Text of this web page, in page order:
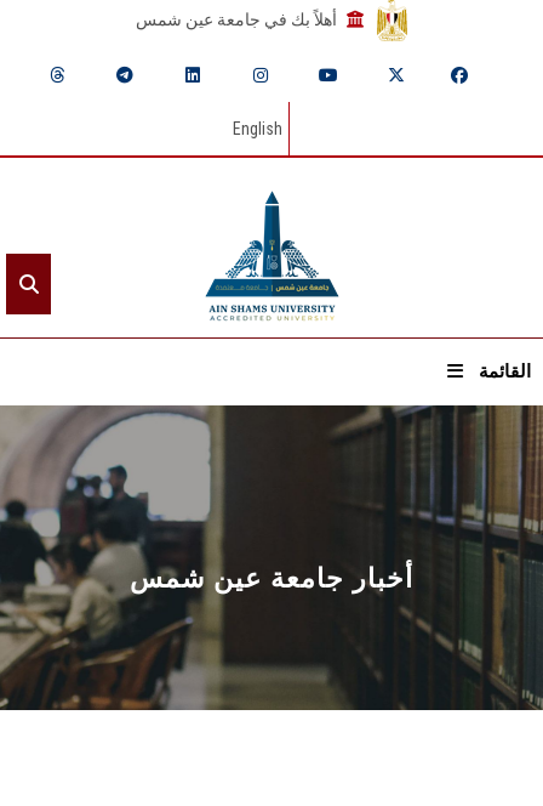
أهلاً بك في جامعة عين شمس
English
القائمة
الرئيسيـة
عن الجامعة
القطاعـات
الشئون الأكاديمية
البحث العلمي
أخبار جامعة عين شمس